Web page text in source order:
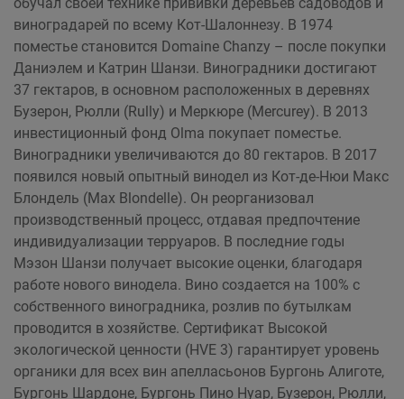
виноградарей по всему Кот-Шалоннезу. В 1974
поместье становится Domaine Chanzy – после покупки
Даниэлем и Катрин Шанзи. Виноградники достигают
37 гектаров, в основном расположенных в деревнях
Бузерон, Рюлли (Rully) и Меркюре (Mercurey). В 2013
инвестиционный фонд Olma покупает поместье.
Виноградники увеличиваются до 80 гектаров. В 2017
появился новый опытный винодел из Кот-де-Нюи Макс
Блондель (Max Blondelle). Он реорганизовал
производственный процесс, отдавая предпочтение
индивидуализации терруаров. В последние годы
Мэзон Шанзи получает высокие оценки, благодаря
работе нового винодела. Вино создается на 100% с
собственного виноградника, розлив по бутылкам
проводится в хозяйстве. Сертификат Высокой
экологической ценности (HVE 3) гарантирует уровень
органики для всех вин апелласьонов Бургонь Алиготе,
Бургонь Шардоне, Бургонь Пино Нуар, Бузерон, Рюлли,